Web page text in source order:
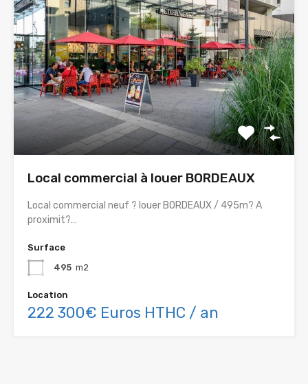
Local commercial à louer BORDEAUX
Local commercial neuf ? louer BORDEAUX / 495m? A
proximit?…
Surface
495 m2
Location
222 300€ Euros HTHC / an